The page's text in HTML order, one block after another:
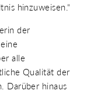
hinzuweisen.“
der
alle
Qualität der
Darüber hinaus